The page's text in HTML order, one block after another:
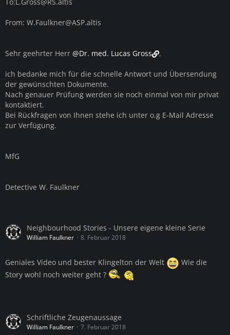
From: W.Faulkner@ASP.altis
Sehr geehrter Herr @Dr. med. Lucas Gross ,
ich bedanke mich für die schnelle Antwort und Übersendung
der gewünschten Dokumente.
Nach genauer Prüfung werden sie noch einmal von mir privat
kontaktiert.
Bei Rückfragen von Ihnen stehe ich unter o.g E-Mail Adresse
zur Verfügung.
MfG
Detective W. Faulkner
Neighbourhood Stories - Unsere eigene kleine Serie
William Faulkner 8. Februar 2018
Geniales Video und bester Klingelton der Welt
Wie die
Story wohl noch weiter geht ?
Schriftliche Zeugenaussage
William Faulkner 7. Februar 2018